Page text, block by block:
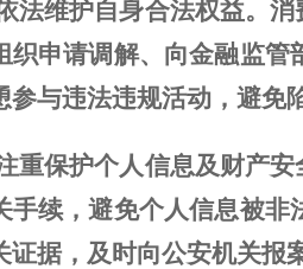
法维护自身合法权益。 消
织申请调解、向金融监管
参与违法违规活动， 避免
重保护个人信息及财产安
手续，避免个人信息被非
证据，及时向公安机关报